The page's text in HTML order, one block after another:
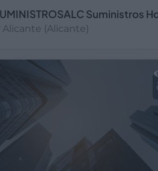
Alicante (Alicante)